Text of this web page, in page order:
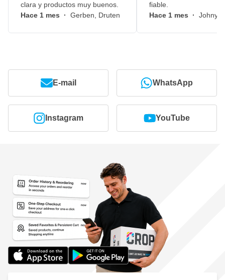
clara y productos muy buenos.
Hace 1 mes · Gerben, Druten
fiable.
Hace 1 mes · Johny,
E-mail WhatsApp
Instagram YouTube